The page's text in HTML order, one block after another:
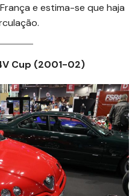
e estima-se que haja
Cup (2001-02)